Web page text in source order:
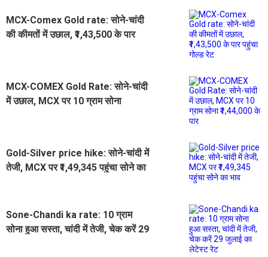
MCX-Comex Gold rate: सोने-चांदी
की कीमतों में उछाल, ₹1,43,500 के पार
MCX-COMEX Gold Rate: सोने-चांदी
में उछाल, MCX पर 10 ग्राम सोना
Gold-Silver price hike: सोने-चांदी में
तेजी, MCX पर ₹1,49,345 पहुंचा सोने का
Sone-Chandi ka rate: 10 ग्राम
सोना हुआ सस्ता, चांदी में तेजी, चेक करें 29